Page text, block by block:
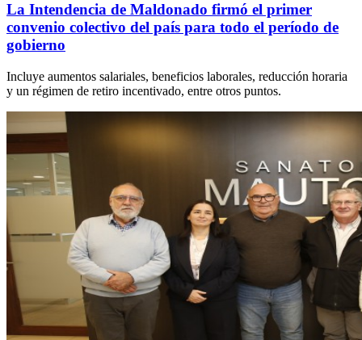
La Intendencia de Maldonado firmó el primer
convenio colectivo del país para todo el período de
gobierno
Incluye aumentos salariales, beneficios laborales, reducción horaria
y un régimen de retiro incentivado, entre otros puntos.